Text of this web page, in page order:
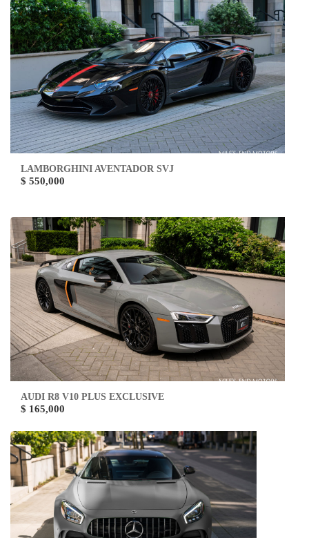
LAMBORGHINI AVENTADOR SVJ
$ 550,000
AUDI R8 V10 PLUS EXCLUSIVE
$ 165,000